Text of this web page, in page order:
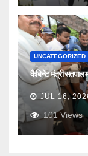
UNCATEGORIZED
कैबिनेट मंत्री सतपाल
JUL 16,
101Views